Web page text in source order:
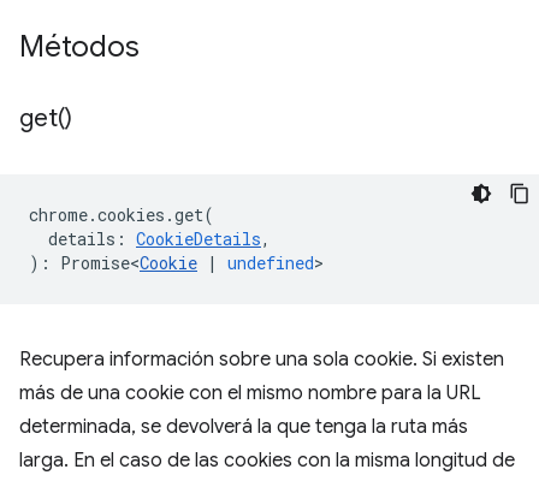
Métodos
get()
chrome.cookies .get(
details : CookieDetails,
) : Promise<Cookie | undefined>
Recupera información sobre una sola cookie. Si existen
más de una cookie con el mismo nombre para la URL
determinada, se devolverá la que tenga la ruta más
larga. En el caso de las cookies con la misma longitud de